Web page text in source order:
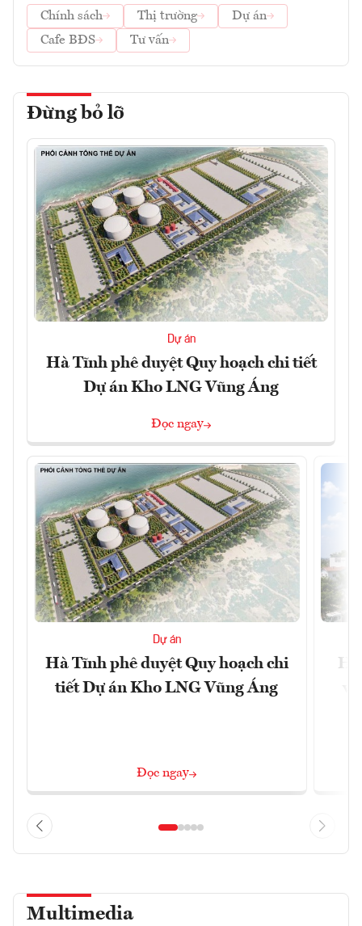
Chính sách
Thị trường
Dự án
Cafe BĐS
Tư vấn
Đừng bỏ lỡ
Dự án
Hà Tĩnh phê duyệt Quy hoạch chi tiết
Dự án Kho LNG Vũng Áng
Đọc ngay
Dự án
Hà Tĩnh phê duyệt Quy hoạch chi
tiết Dự án Kho LNG Vũng Áng
Đọc ngay
Multimedia